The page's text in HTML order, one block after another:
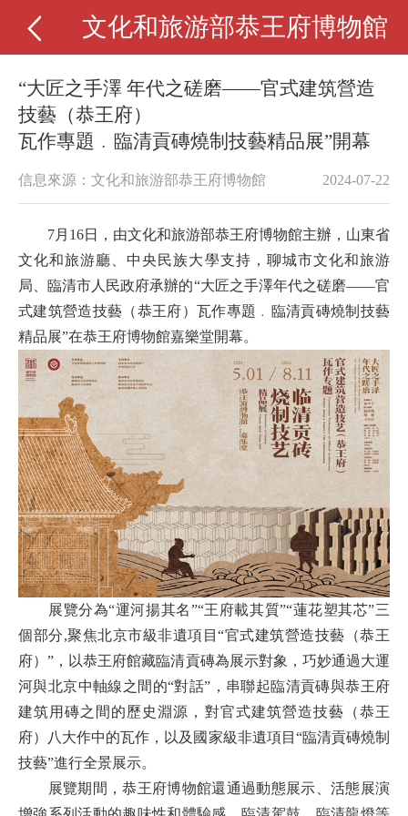
文化和旅游部恭王府博物館
“大匠之手澤 年代之磋磨——官式建筑營造
技藝（恭王府）
瓦作專題﹒臨清貢磚燒制技藝精品展”開幕
信息來源：文化和旅游部恭王府博物館 2024-07-22
7月16日，由文化和旅游部恭王府博物館主辦，山東省
文化和旅游廳、中央民族大學支持，聊城市文化和旅游
局、臨清市人民政府承辦的“大匠之手澤年代之磋磨——官
式建筑營造技藝（恭王府）瓦作專題﹒臨清貢磚燒制技藝
精品展”在恭王府博物館嘉樂堂開幕。
展覽分為“運河揚其名”“王府載其質”“蓮花塑其芯”三
個部分,聚焦北京市級非遺項目“官式建筑營造技藝（恭王
府）” ， 以恭王府館藏臨清貢磚為展示對象，巧妙通過大運
河與北京中軸線之間的“對話”，串聯起臨清貢磚與恭王府
建筑用磚之間的歷史淵源，對官式建筑營造技藝（恭王
府）八大作中的瓦作，以及國家級非遺項目“臨清貢磚燒制
技藝”進行全景展示。
展覽期間，恭王府博物館還通過動態展示、活態展演